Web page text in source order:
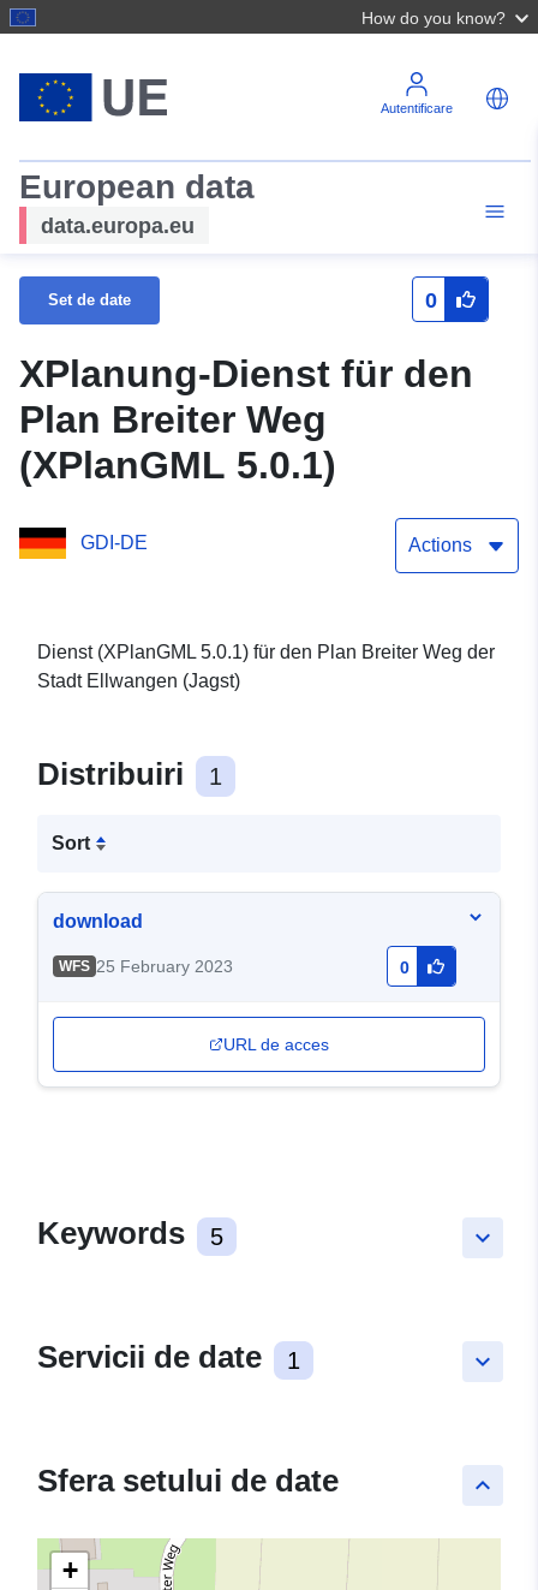
How do you know?
Autentificare
European data
data.europa.eu
Set de date 0
XPlanung-Dienst für den
Plan Breiter Weg
(XPlanGML 5.0.1)
GDI-DE Actions
Dienst (XPlanGML 5.0.1) für den Plan Breiter Weg der
Stadt Ellwangen (Jagst)
Distribuiri 1
Sort
download
WFS 25 February 2023 0
URL de acces
keyboard_arrow_down
Keywords 5
keyboard_arrow_down
Servicii de date 1
keyboard_arrow_up
Sfera setului de date
+